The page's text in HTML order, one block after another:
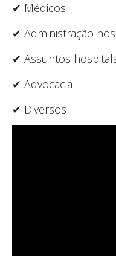
✔ Médicos
✔ Administração
✔ Assuntos
✔ Advocacia
✔ Diversos